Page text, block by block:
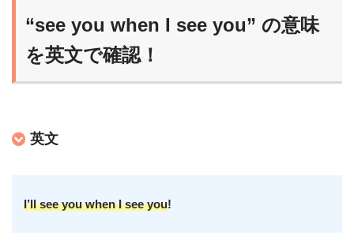
“see you when I see you” の意味
を英文で確認！
英文
I’ll see you when I see you!